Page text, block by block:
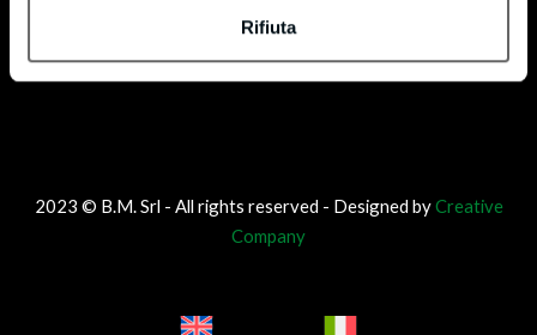
Rifiuta
2023 © B.M. Srl - All rights reserved - Designed byCreative
Company